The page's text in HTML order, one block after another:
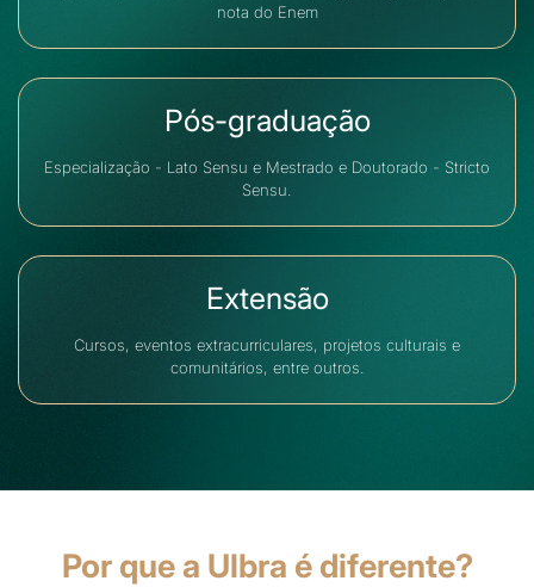
nota do Enem
Pós-graduação
Especialização - Lato Sensu e Mestrado e Doutorado - Stricto
Sensu.
Extensão
Cursos, eventos extracurriculares, projetos culturais e
comunitários, entre outros.
Por que a Ulbra é diferente?